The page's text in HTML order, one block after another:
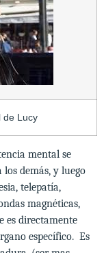
de Lucy
mental se
demás, y luego
telepatía,
magnéticas,
es directamente
específico. Es